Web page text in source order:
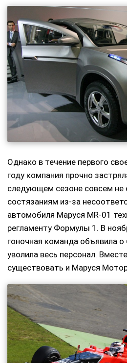
Однако в течение первого
году компания прочно
следующем сезоне совсем не
состязаниям из-за
автомобиля Маруся MR-01
регламенту Формулы 1. В
гоночная команда объявила о
уволила весь персонал.
существовать и Маруся